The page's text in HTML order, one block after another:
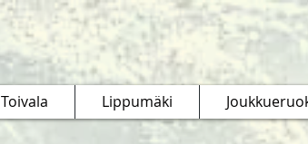
Lippumäki
Toivala